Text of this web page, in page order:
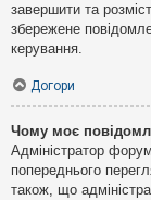
завершити та
збережене
керування.
Догори
Чому моє
Адміністратор
попереднього
також, що